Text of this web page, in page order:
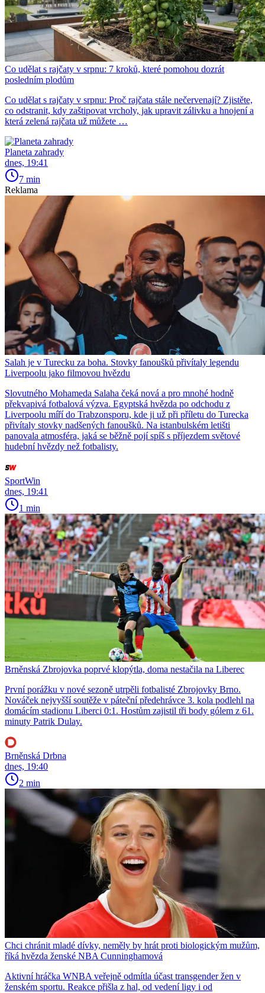
Co udělat s rajčaty v srpnu: 7 kroků, které pomohou dozrát
posledním plodům
Co udělat s rajčaty v srpnu: Proč rajčata stále nečervenají? Zjistěte,
co odstranit, kdy zaštipovat vrcholy, jak upravit zálivku a hnojení a
která zelená rajčata už můžete …
Planeta zahrady
dnes, 19:41
7 min
Reklama
Salah je v Turecku za boha. Stovky fanoušků přivítaly legendu
Liverpoolu jako filmovou hvězdu
Slovutného Mohameda Salaha čeká nová a pro mnohé hodně
překvapivá fotbalová výzva. Egyptská hvězda po odchodu z
Liverpoolu míří do Trabzonsporu, kde ji už při příletu do Turecka
přivítaly stovky nadšených fanoušků. Na istanbulském letišti
panovala atmosféra, jaká se běžně pojí spíš s příjezdem světové
hudební hvězdy než fotbalisty.
SportWin
dnes, 19:41
1 min
Brněnská Zbrojovka poprvé klopýtla, doma nestačila na Liberec
První porážku v nové sezoně utrpěli fotbalisté Zbrojovky Brno.
Nováček nejvyšší soutěže v páteční předehrávce 3. kola podlehl na
domácím stadionu Liberci 0:1. Hostům zajistil tři body gólem z 61.
minuty Patrik Dulay.
Brněnská Drbna
dnes, 19:40
2 min
Chci chránit mladé dívky, neměly by hrát proti biologickým mužům,
říká hvězda ženské NBA Cunninghamová
Aktivní hráčka WNBA veřejně odmítla účast transgender žen v
ženském sportu. Reakce přišla z hal, od vedení ligy i od